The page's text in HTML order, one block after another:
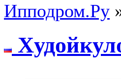
Ипподром.Ру